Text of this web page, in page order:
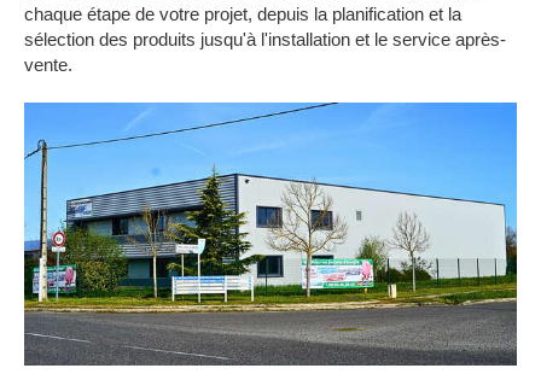
chaque étape de votre projet, depuis la planification et la
sélection des produits jusqu'à l'installation et le service après-
vente.